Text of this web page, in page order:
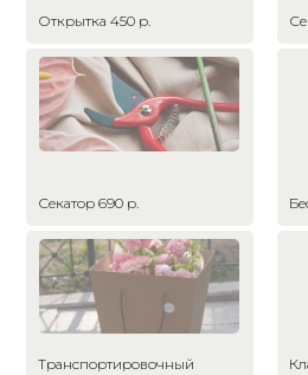
Открытка 450 р.
Секатор 690 р.
Транспортировочный